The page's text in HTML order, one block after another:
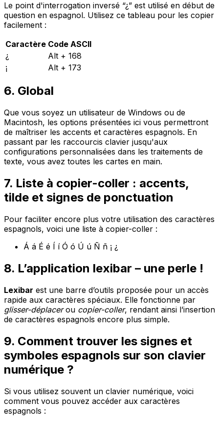
Le point d'interrogation inversé “¿” est utilisé en début de
question en espagnol. Utilisez ce tableau pour les copier
facilement :
Caractère Code ASCII
¿
Alt + 168
¡
Alt + 173
6. Global
Que vous soyez un utilisateur de Windows ou de
Macintosh, les options présentées ici vous permettront
de maîtriser les accents et caractères espagnols. En
passant par les raccourcis clavier jusqu'aux
configurations personnalisées dans les traitements de
texte, vous avez toutes les cartes en main.
7. Liste à copier-coller : accents,
tilde et signes de ponctuation
Pour faciliter encore plus votre utilisation des caractères
espagnols, voici une liste à copier-coller :
Á á É é Í í Ó ó Ú ú Ñ ñ ¡ ¿
8. L’application lexibar – une perle !
Lexibar est une barre d’outils proposée pour un accès
rapide aux caractères spéciaux. Elle fonctionne par
glisser-déplacerou copier-coller, rendant ainsi l’insertion
de caractères espagnols encore plus simple.
9. Comment trouver les signes et
symboles espagnols sur son clavier
numérique ?
Si vous utilisez souvent un clavier numérique, voici
comment vous pouvez accéder aux caractères
espagnols :